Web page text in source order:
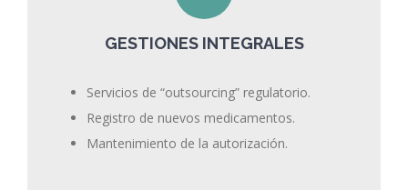
GESTIONES INTEGRALES
Servicios de “outsourcing” regulatorio.
Registro de nuevos medicamentos.
Mantenimiento de la autorización.